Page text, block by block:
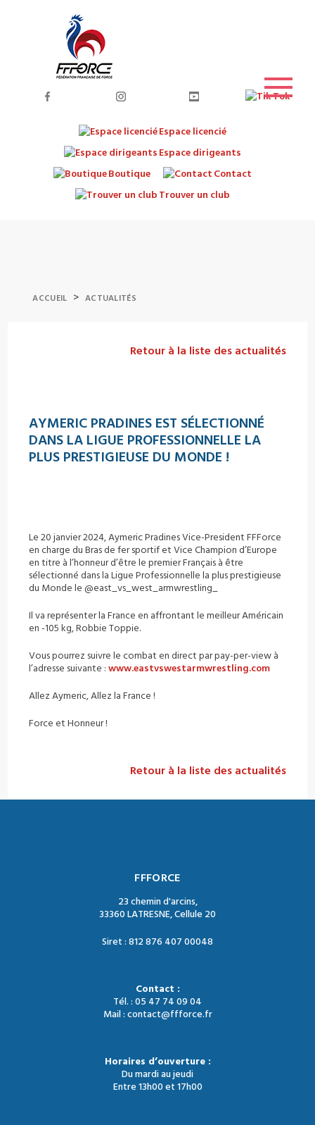
Espace licencié
Espace dirigeants
Boutique
Contact
Trouver un club
ACCUEIL > ACTUALITÉS
Retour à la liste des actualités
AYMERIC PRADINES EST SÉLECTIONNÉ
DANS LA LIGUE PROFESSIONNELLE LA
PLUS PRESTIGIEUSE DU MONDE !
Le 20 janvier 2024, Aymeric Pradines Vice-President FFForce
en charge du Bras de fer sportif et Vice Champion d’Europe
en titre à l’honneur d’être le premier Français à être
sélectionné dans la Ligue Professionnelle la plus prestigieuse
du Monde le @east_vs_west_armwrestling_
Il va représenter la France en affrontant le meilleur Américain
en -105 kg, Robbie Toppie.
Vous pourrez suivre le combat en direct par pay-per-view à
l’adresse suivante :www.eastvswestarmwrestling.com
Allez Aymeric, Allez la France !
Force et Honneur !
Retour à la liste des actualités
FFFORCE
23 chemin d'arcins,
33360 LATRESNE, Cellule 20
Siret : 812 876 407 00048
Contact :
Tél. : 05 47 74 09 04
Mail : contact@ffforce.fr
Horaires d’ouverture :
Du mardi au jeudi
Entre 13h00 et 17h00